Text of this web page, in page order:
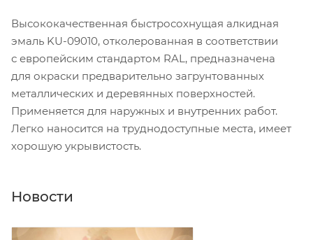
Высококачественная быстросохнущая алкидная
эмаль KU-09010, отколерованная в соответствии
с европейским стандартом RAL, предназначена
для окраски предварительно загрунтованных
металлических и деревянных поверхностей.
Применяется для наружных и внутренних работ.
Легко наносится на труднодоступные места, имеет
хорошую укрывистость.
Новости